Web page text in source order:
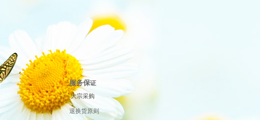
服务保证
大宗采购
退换货原则